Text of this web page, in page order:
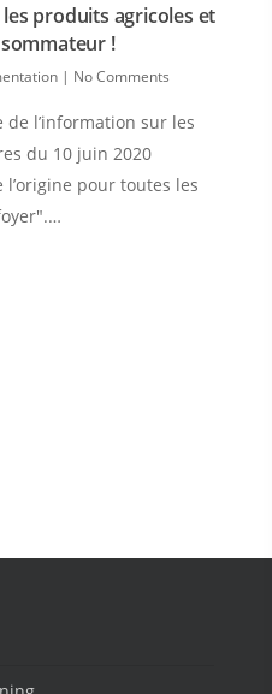
produits agricoles et
!
| No Comments
l’information sur les
du 10 juin 2020
pour toutes les